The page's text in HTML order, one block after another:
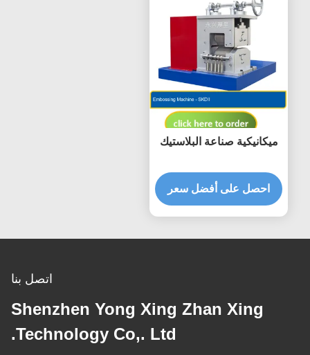
ميكانيكية صناعة البلاستيك
احصل على أفضل سعر
اتصل بنا
Shenzhen Yong Xing Zhan Xing
Technology Co,. Ltd.